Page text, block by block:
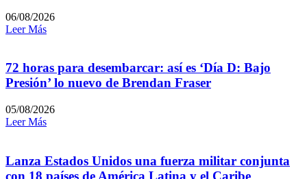
06/08/2026
Leer Más
72 horas para desembarcar: así es ‘Día D: Bajo
Presión’ lo nuevo de Brendan Fraser
05/08/2026
Leer Más
Lanza Estados Unidos una fuerza militar conjunta
con 18 países de América Latina y el Caribe